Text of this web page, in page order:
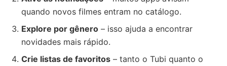
quando novos filmes entram no catálogo.
Explore por gênero – isso ajuda a encontrar
novidades mais rápido.
Crie listas de favoritos – tanto o Tubi quanto o